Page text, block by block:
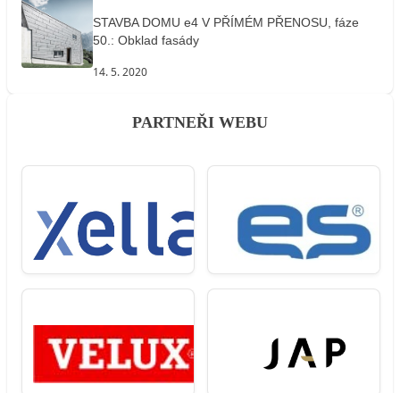
STAVBA DOMU e4 V PŘÍMÉM PŘENOSU, fáze
50.: Obklad fasády
14. 5. 2020
PARTNEŘI WEBU